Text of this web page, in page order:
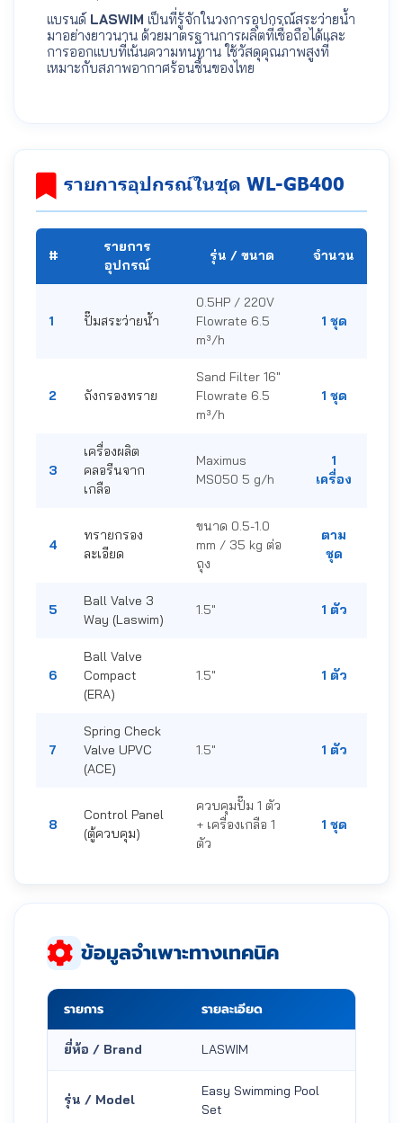
แบรนด์ LASWIM เป็นที่รู้จักในวงการอุปกรณ์สระว่ายน้ำ
มาอย่างยาวนาน ด้วยมาตรฐานการผลิตที่เชื่อถือได้และ
การออกแบบที่เน้นความทนทาน ใช้วัสดุคุณภาพสูงที่
เหมาะกับสภาพอากาศร้อนชื้นของไทย
รายการอุปกรณ์ในชุด WL-GB400
#
รายการ
อุปกรณ์
รุ่น / ขนาด จำนวน
1 ปั๊มสระว่ายน้ำ
0.5HP / 220V
Flowrate 6.5
m³/h
1 ชุด
2 ถังกรองทราย
Sand Filter 16"
Flowrate 6.5
m³/h
1 ชุด
3
เครื่องผลิต
คลอรีนจาก
เกลือ
Maximus
MS050 5 g/h
1
เครื่อง
4
ทรายกรอง
ละเอียด
ขนาด 0.5-1.0
mm / 35 kg ต่อ
ถุง
ตาม
ชุด
5
Ball Valve 3
Way (Laswim)
1.5" 1 ตัว
6
Ball Valve
Compact
(ERA)
1.5" 1 ตัว
7
Spring Check
Valve UPVC
(ACE)
1.5" 1 ตัว
8
Control Panel
(ตู้ควบคุม)
ควบคุมปั๊ม 1 ตัว
+ เครื่องเกลือ 1
ตัว
1 ชุด
ข้อมูลจำเพาะทางเทคนิค
รายการ รายละเอียด
ยี่ห้อ / Brand LASWIM
รุ่น / Model
Easy Swimming Pool
Set